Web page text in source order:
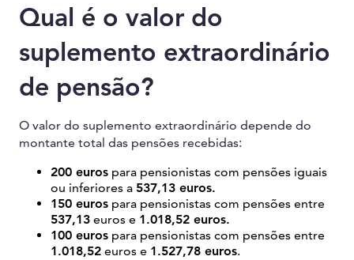
Qual é o valor do
suplemento extraordinário
de pensão?
O valor do suplemento extraordinário depende do
montante total das pensões recebidas:
200 euros para pensionistas com pensões iguais
ou inferiores a 537,13 euros.
150 euros para pensionistas com pensões entre
537,13 euros e 1.018,52 euros.
100 euros para pensionistas com pensões entre
1.018,52 euros e 1.527,78 euros.